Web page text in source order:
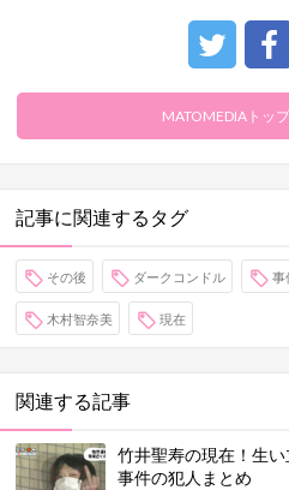
MATOMEDIAトッ
記事に関連するタグ
その後 ダークコンドル 事
木村智奈美 現在
関連する記事
竹井聖寿の現在！生
事件の犯人まとめ